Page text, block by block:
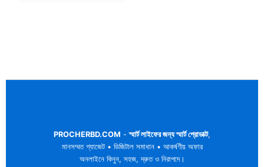
PROCHERBD.COM -স্মার্ট লাইফের জন্য স্মার্ট প্রোডাক্ট,
মানসম্মত গ্যাজেট • ডিজিটাল সমাধান • আকর্ষণীয় অফার
অনলাইনে কিনুন, সহজ, দ্রুত ও নিরাপদে।